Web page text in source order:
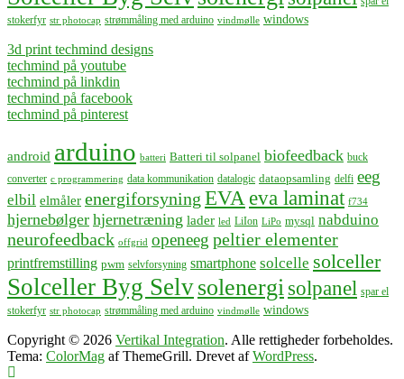
stokerfyr str photocap strømmåling med arduino vindmølle windows
3d print techmind designs
techmind på youtube
techmind på linkdin
techmind på facebook
techmind på pinterest
android arduino batteri Batteri til solpanel biofeedback buck
converter c programmering data kommunikation datalogic dataopsamling delfi eeg
elbil elmåler energiforsyning EVA eva laminat f734
hjernebølger hjernetræning lader led LiIon LiPo mysql nabduino
neurofeedback offgrid openeeg peltier elementer
printfremstilling pwm selvforsyning smartphone solcelle solceller
Solceller Byg Selvsolenergisolpanel spar el
stokerfyr str photocap strømmåling med arduino vindmølle windows
Copyright © 2026 Vertikal Integration. Alle rettigheder forbeholdes.
Tema: ColorMag af ThemeGrill. Drevet afWordPress.